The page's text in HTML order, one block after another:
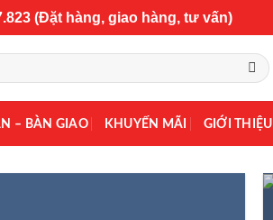
(Đặt hàng, giao hàng, tư vấn)
– BÀN GIAO KHUYẾN MÃI GIỚI THIỆU